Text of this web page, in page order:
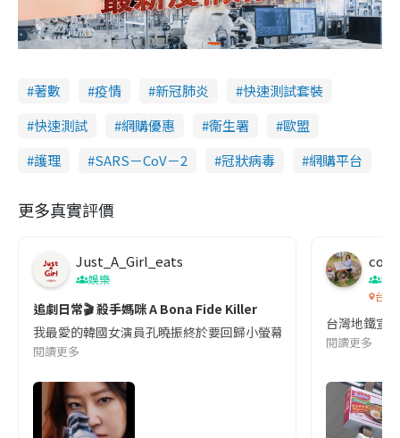
著數 疫情 新冠肺炎
快速測試套裝
快速測試
網購優惠 衞生署
歐盟
護理
SARS－CoV－2 冠狀病毒 網購平台
更多真實評價
Just_A_Girl_eats
娛樂
追劇日常🎬 殺手媽咪 A Bona Fide Killer
我最愛的韓國女演員孔曉振終於要回歸小螢幕啦!這次的劇本改編
閱讀更多
co
吹
台灣
台灣地鐵宣
閱讀更多